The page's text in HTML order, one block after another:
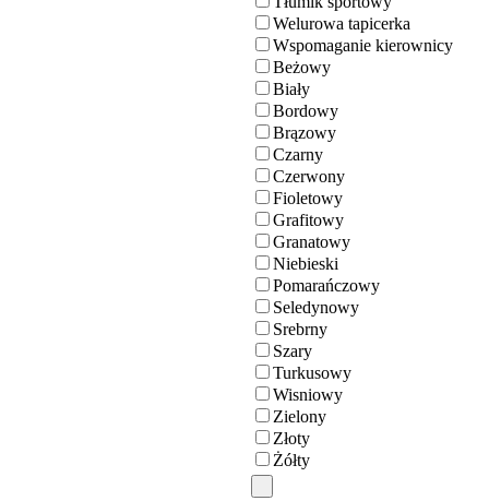
Welurowa tapicerka
Wspomaganie kierownicy
Beżowy
Biały
Bordowy
Brązowy
Czarny
Czerwony
Fioletowy
Grafitowy
Granatowy
Niebieski
Pomarańczowy
Seledynowy
Srebrny
Szary
Turkusowy
Wisniowy
Zielony
Złoty
Żółty